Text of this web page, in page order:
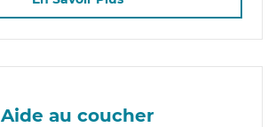
Aide au coucher